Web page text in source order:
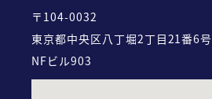
〒104-0032
東京都中央区八丁堀2丁目21番6号
NFビル903